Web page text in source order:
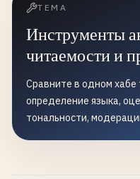
ТЕМА
Инструменты
читаемости и
Сравните в одном хабе
определение языка,
тональности,